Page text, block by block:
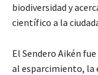
biodiversidad y
científico a la
El Sendero Aikén
al esparcimiento, la